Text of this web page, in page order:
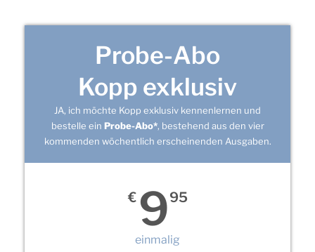
Probe-Abo
Kopp exklusiv
JA, ich möchte Kopp exklusiv kennenlernen und
bestelle ein Probe-Abo*, bestehend aus den vier
kommenden wöchentlich erscheinenden Ausgaben.
€ 995
einmalig